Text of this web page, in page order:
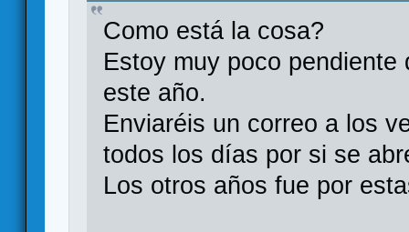
Como está la cosa?
Estoy muy poco
este año.
Enviaréis un correo a los
todos los días por si se
Los otros años fue por